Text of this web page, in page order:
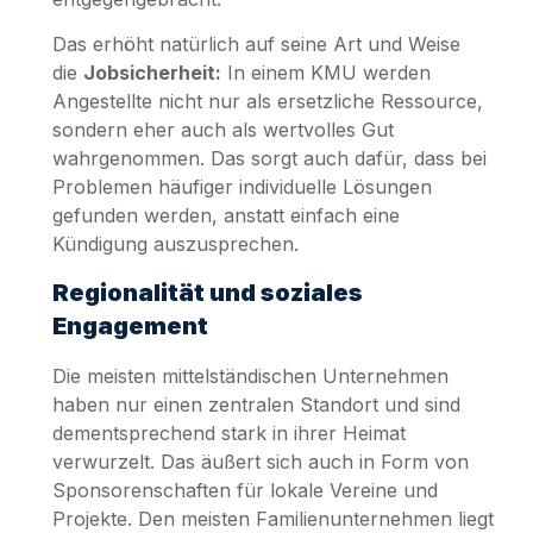
Das erhöht natürlich auf seine Art und Weise
die Jobsicherheit: In einem KMU werden
Angestellte nicht nur als ersetzliche Ressource,
sondern eher auch als wertvolles Gut
wahrgenommen. Das sorgt auch dafür, dass bei
Problemen häufiger individuelle Lösungen
gefunden werden, anstatt einfach eine
Kündigung auszusprechen.
Regionalität und soziales
Engagement
Die meisten mittelständischen Unternehmen
haben nur einen zentralen Standort und sind
dementsprechend stark in ihrer Heimat
verwurzelt. Das äußert sich auch in Form von
Sponsorenschaften für lokale Vereine und
Projekte. Den meisten Familienunternehmen liegt